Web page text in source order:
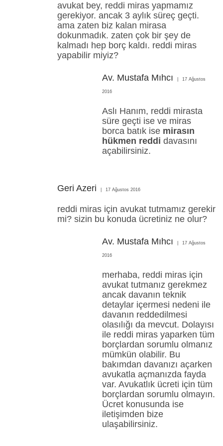
avukat bey, reddi miras yapmamız
gerekiyor. ancak 3 aylık süreç geçti.
ama zaten biz kalan mirasa
dokunmadık. zaten çok bir şey de
kalmadı hep borç kaldı. reddi miras
yapabilir miyiz?
Av. Mustafa Mıhcı 17 Ağustos
2016
Aslı Hanım, reddi mirasta
süre geçti ise ve miras
borca batık ise mirasın
hükmen reddi davasını
açabilirsiniz.
Geri Azeri 17 Ağustos 2016
reddi miras için avukat tutmamız gerekir
mi? sizin bu konuda ücretiniz ne olur?
Av. Mustafa Mıhcı 17 Ağustos
2016
merhaba, reddi miras için
avukat tutmanız gerekmez
ancak davanın teknik
detaylar içermesi nedeni ile
davanın reddedilmesi
olasılığı da mevcut. Dolayısı
ile reddi miras yaparken tüm
borçlardan sorumlu olmanız
mümkün olabilir. Bu
bakımdan davanızı açarken
avukatla açmanızda fayda
var. Avukatlık ücreti için tüm
borçlardan sorumlu olmayın.
Ücret konusunda ise
iletişimden bize
ulaşabilirsiniz.